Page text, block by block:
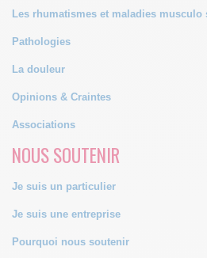
Les rhumatismes et maladies musculo
Pathologies
La douleur
Opinions & Craintes
Associations
NOUS SOUTENIR
Je suis un particulier
Je suis une entreprise
Pourquoi nous soutenir